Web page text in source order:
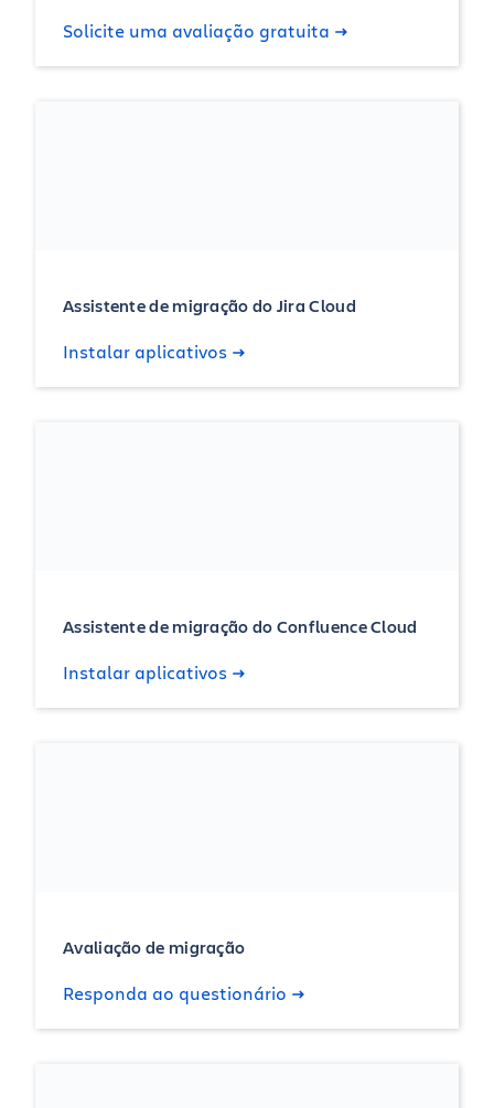
Solicite uma avaliação gratuita
Assistente de migração do Jira Cloud
Instalar aplicativos
Assistente de migração do Confluence Cloud
Instalar aplicativos
Avaliação de migração
Responda ao questionário